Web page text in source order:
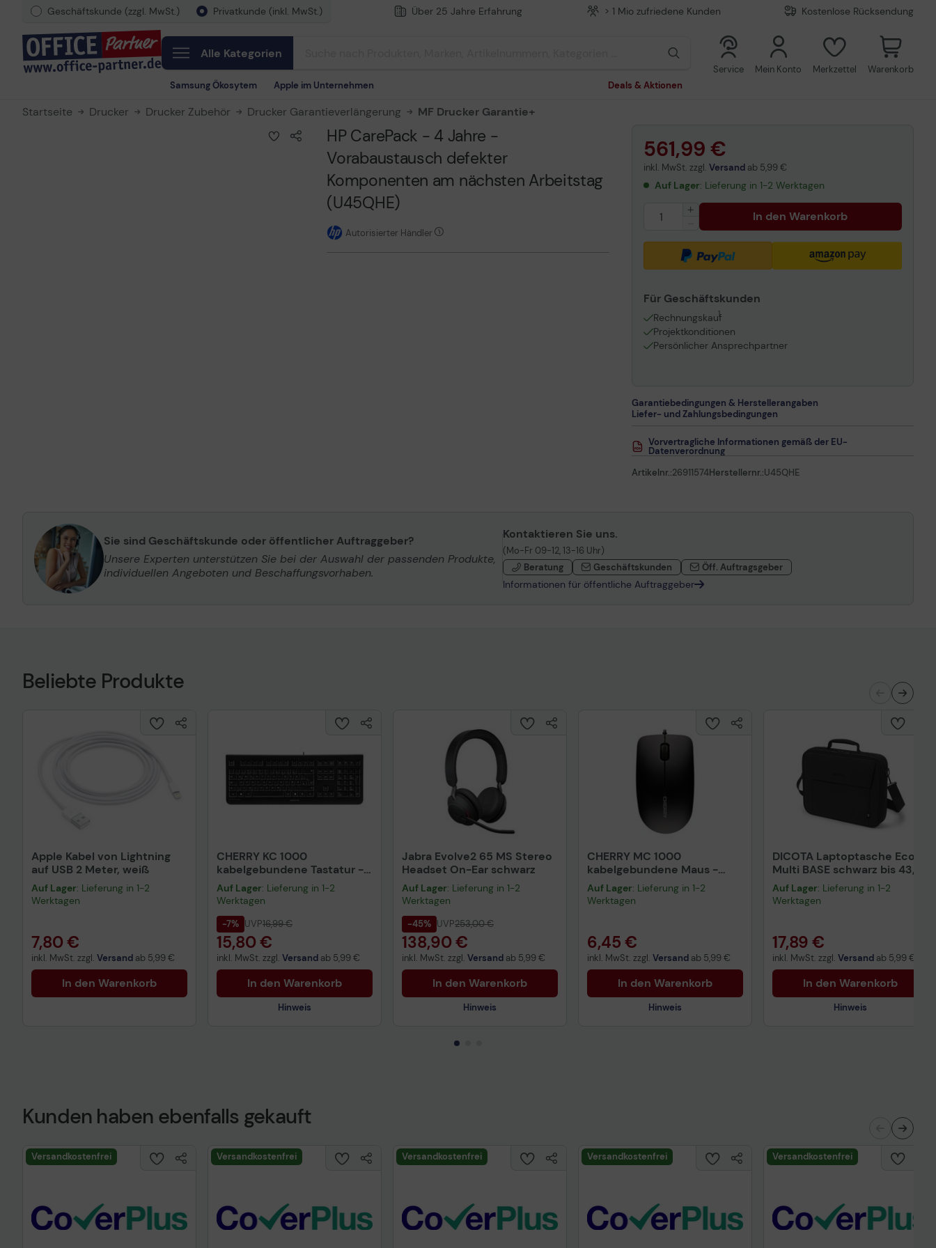
Geschäftskunde (zzgl. MwSt.) Privatkunde (inkl. MwSt.) Über 25 Jahre Erfahrung > 1 Mio zufriedene Kunden Kostenlose Rücksendung
Alle Kategorien
Samsung Ökosytem Apple im Unternehmen Deals & Aktionen
Service Mein Konto Merkzettel Warenkorb
Startseite Drucker Drucker Zubehör Drucker Garantieverlängerung MF Drucker Garantie+
HP CarePack - 4 Jahre -
Vorabaustausch defekter
Komponenten am nächsten Arbeitstag
(U45QHE)
Autorisierter Händler
561,99 €
inkl. MwSt. zzgl. Versandab 5,99 €
Auf Lager: Lieferung in 1-2 Werktagen
In den Warenkorb
Für Geschäftskunden
Rechnungskauf
1
Projektkonditionen
Persönlicher Ansprechpartner
Garantiebedingungen & Herstellerangaben
Liefer- und Zahlungsbedingungen
Vorvertragliche Informationen gemäß der EU-
Datenverordnung
Artikelnr.:26911574Herstellernr.:U45QHE
Sie sind Geschäftskunde oder öffentlicher Auftraggeber?
Unsere Experten unterstützen Sie bei der Auswahl der passenden Produkte,
individuellen Angeboten und Beschaffungsvorhaben.
Kontaktieren Sie uns.
(Mo-Fr 09-12, 13-16 Uhr)
Beratung
Geschäftskunden Öff. Auftragsgeber
Informationen für öffentliche Auftraggeber
Beliebte Produkte
Apple Kabel von Lightning
auf USB 2 Meter, weiß
Auf Lager: Lieferung in 1-2
Werktagen
7,80 €
inkl. MwSt. zzgl. Versand ab 5,99 €
In den Warenkorb
CHERRY KC 1000
kabelgebundene Tastatur -
QWERTZ DE - schwarz
Auf Lager: Lieferung in 1-2
Werktagen
-7% UVP16,99 €
15,80 €
inkl. MwSt. zzgl. Versand ab 5,99 €
In den Warenkorb
Hinweis
Technisches Produktdatenblatt
Jabra Evolve2 65 MS Stereo
Headset On-Ear schwarz
Auf Lager: Lieferung in 1-2
Werktagen
-45% UVP253,00 €
138,90 €
inkl. MwSt. zzgl. Versand ab 5,99 €
In den Warenkorb
Hinweis
CHERRY MC 1000
kabelgebundene Maus -
schwarz
Auf Lager: Lieferung in 1-2
Werktagen
6,45 €
inkl. MwSt. zzgl. Versand ab 5,99 €
In den Warenkorb
Hinweis
DICOTA Laptoptasche Eco
Multi BASE schwarz bis 43,9
cm (17,3 Zoll)
Auf Lager: Lieferung in 1-2
Werktagen
17,89 €
inkl. MwSt. zzgl. Versand ab 5,99 €
In den Warenkorb
Hinweis
Kunden haben ebenfalls gekauft
Versandkostenfrei Versandkostenfrei Versandkostenfrei Versandkostenfrei Versandkostenfrei